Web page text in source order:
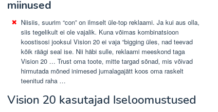
miinused
Niisiis, suurim “con” on ilmselt üle-top reklaami. Ja kui aus olla,
siis tegelikult ei ole vajalik. Kuna võimas kombinatsioon
koostisosi jooksul Vision 20 ei vaja “bigging üles, nad teevad
kõik räägi seal ise. Nii häbi sulle, reklaami meeskond taga
Vision 20 … Trust oma toote, mitte targad sõnad, mis võivad
hirmutada mõned inimesed jumalagajätt koos oma raskelt
teenitud raha …
Vision 20 kasutajad Iseloomustused